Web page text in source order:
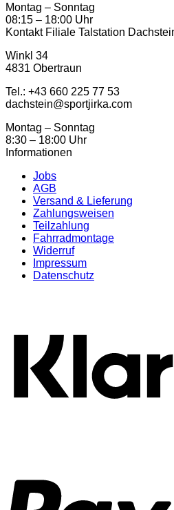
Montag – Sonntag
08:15 – 18:00 Uhr
Kontakt Filiale Talstation
Winkl 34
4831 Obertraun
Tel.: ‭+43 660 225 77 53
dachstein@sportjirka.com
Montag – Sonntag
8:30 – 18:00 Uhr
Informationen
Jobs
AGB
Versand & Lieferung
Zahlungsweisen
Teilzahlung
Fahrradmontage
Widerruf
Impressum
Datenschutz